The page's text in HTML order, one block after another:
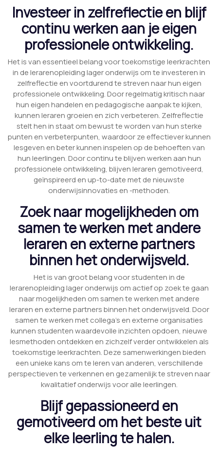
Investeer in zelfreflectie en blijf
continu werken aan je eigen
professionele ontwikkeling.
Het is van essentieel belang voor toekomstige leerkrachten
in de lerarenopleiding lager onderwijs om te investeren in
zelfreflectie en voortdurend te streven naar hun eigen
professionele ontwikkeling. Door regelmatig kritisch naar
hun eigen handelen en pedagogische aanpak te kijken,
kunnen leraren groeien en zich verbeteren. Zelfreflectie
stelt hen in staat om bewust te worden van hun sterke
punten en verbeterpunten, waardoor ze effectiever kunnen
lesgeven en beter kunnen inspelen op de behoeften van
hun leerlingen. Door continu te blijven werken aan hun
professionele ontwikkeling, blijven leraren gemotiveerd,
geïnspireerd en up-to-date met de nieuwste
onderwijsinnovaties en -methoden.
Zoek naar mogelijkheden om
samen te werken met andere
leraren en externe partners
binnen het onderwijsveld.
Het is van groot belang voor studenten in de
lerarenopleiding lager onderwijs om actief op zoek te gaan
naar mogelijkheden om samen te werken met andere
leraren en externe partners binnen het onderwijsveld. Door
samen te werken met collega’s en externe organisaties
kunnen studenten waardevolle inzichten opdoen, nieuwe
lesmethoden ontdekken en zichzelf verder ontwikkelen als
toekomstige leerkrachten. Deze samenwerkingen bieden
een unieke kans om te leren van anderen, verschillende
perspectieven te verkennen en gezamenlijk te streven naar
kwalitatief onderwijs voor alle leerlingen.
Blijf gepassioneerd en
gemotiveerd om het beste uit
elke leerling te halen.